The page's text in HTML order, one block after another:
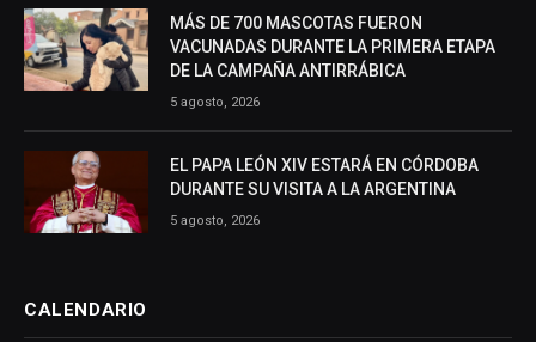
MÁS DE 700 MASCOTAS FUERON
VACUNADAS DURANTE LA PRIMERA ETAPA
DE LA CAMPAÑA ANTIRRÁBICA
5 agosto, 2026
EL PAPA LEÓN XIV ESTARÁ EN CÓRDOBA
DURANTE SU VISITA A LA ARGENTINA
5 agosto, 2026
CALENDARIO